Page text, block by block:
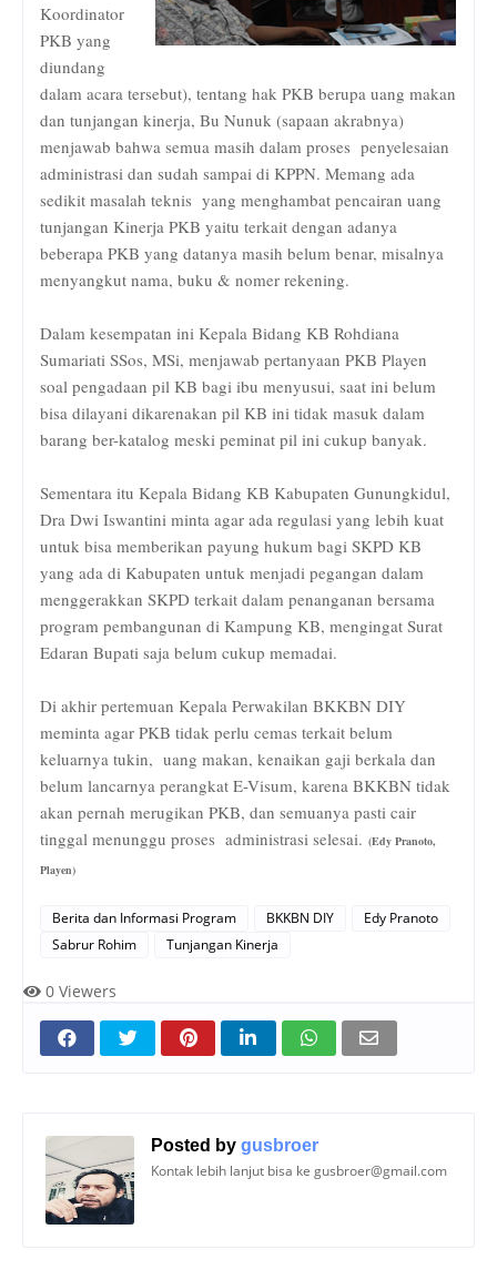
Koordinator
PKB yang
diundang
dalam acara tersebut), tentang hak PKB berupa uang makan
dan tunjangan kinerja, Bu Nunuk (sapaan akrabnya)
menjawab bahwa semua masih dalam proses penyelesaian
administrasi dan sudah sampai di KPPN. Memang ada
sedikit masalah teknis yang menghambat pencairan uang
tunjangan Kinerja PKB yaitu terkait dengan adanya
beberapa PKB yang datanya masih belum benar, misalnya
menyangkut nama, buku & nomer rekening.
Dalam kesempatan ini Kepala Bidang KB Rohdiana
Sumariati SSos, MSi, menjawab pertanyaan PKB Playen
soal pengadaan pil KB bagi ibu menyusui, saat ini belum
bisa dilayani dikarenakan pil KB ini tidak masuk dalam
barang ber-katalog meski peminat pil ini cukup banyak.
Sementara itu Kepala Bidang KB Kabupaten Gunungkidul,
Dra Dwi Iswantini minta agar ada regulasi yang lebih kuat
untuk bisa memberikan payung hukum bagi SKPD KB
yang ada di Kabupaten untuk menjadi pegangan dalam
menggerakkan SKPD terkait dalam penanganan bersama
program pembangunan di Kampung KB, mengingat Surat
Edaran Bupati saja belum cukup memadai.
Di akhir pertemuan Kepala Perwakilan BKKBN DIY
meminta agar PKB tidak perlu cemas terkait belum
keluarnya tukin, uang makan, kenaikan gaji berkala dan
belum lancarnya perangkat E-Visum, karena BKKBN tidak
akan pernah merugikan PKB, dan semuanya pasti cair
tinggal menunggu proses administrasi selesai. (Edy Pranoto,
Playen)
Berita dan Informasi Program BKKBN DIY
Edy Pranoto
Sabrur Rohim
Tunjangan Kinerja
0 Viewers
Posted by gusbroer
Kontak lebih lanjut bisa ke gusbroer@gmail.com